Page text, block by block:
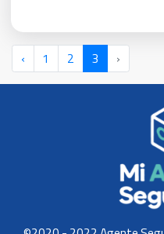
‹ 1 2 3 ›